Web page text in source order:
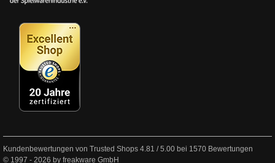
Kundenbewertungen von Trusted Shops 4.81 /5.00 bei 1570 Bewertungen
© 1997 - 2026 by freakware GmbH